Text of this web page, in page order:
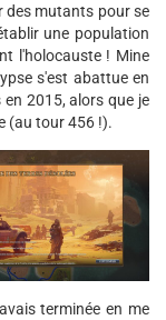
des mutants pour se
une population
l'holocauste ! Mine
s'est abattue en
2015, alors que je
(au tour 456 !).
terminée en me